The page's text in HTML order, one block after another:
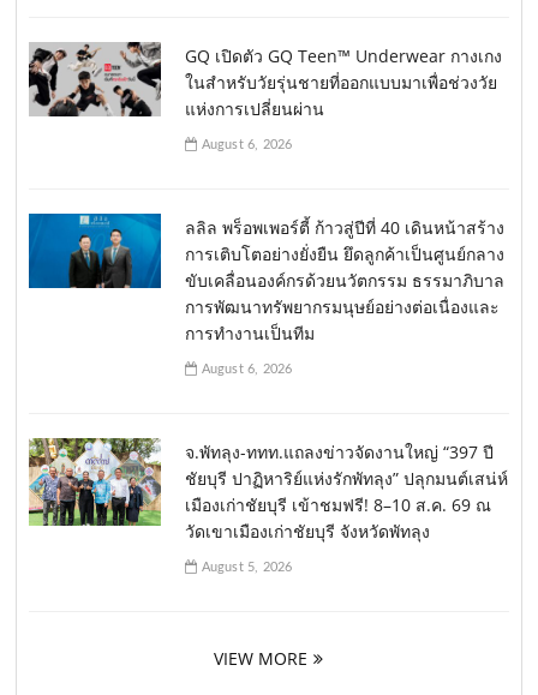
GQ เปิดตัว GQ Teen™ Underwear กางเกง
ในสำหรับวัยรุ่นชายที่ออกแบบมาเพื่อช่วงวัย
แห่งการเปลี่ยนผ่าน
August 6, 2026
ลลิล พร็อพเพอร์ตี้ ก้าวสู่ปีที่ 40 เดินหน้าสร้าง
การเติบโตอย่างยั่งยืน ยึดลูกค้าเป็นศูนย์กลาง
ขับเคลื่อนองค์กรด้วยนวัตกรรม ธรรมาภิบาล
การพัฒนาทรัพยากรมนุษย์อย่างต่อเนื่องและ
การทำงานเป็นทีม
August 6, 2026
จ.พัทลุง-ททท.แถลงข่าวจัดงานใหญ่ “397 ปี
ชัยบุรี ปาฏิหาริย์แห่งรักพัทลุง” ปลุกมนต์เสน่ห์
เมืองเก่าชัยบุรี เข้าชมฟรี! 8–10 ส.ค. 69 ณ
วัดเขาเมืองเก่าชัยบุรี จังหวัดพัทลุง
August 5, 2026
VIEW MORE